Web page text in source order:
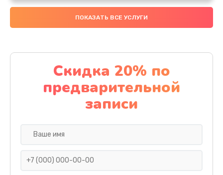
Ремонт после залития
Заказать
Ремонт электроплаты
1320 руб.
Заказать
ПОКАЗАТЬ ВСЕ УСЛУГИ
Скидка 20% по
предварительной
записи